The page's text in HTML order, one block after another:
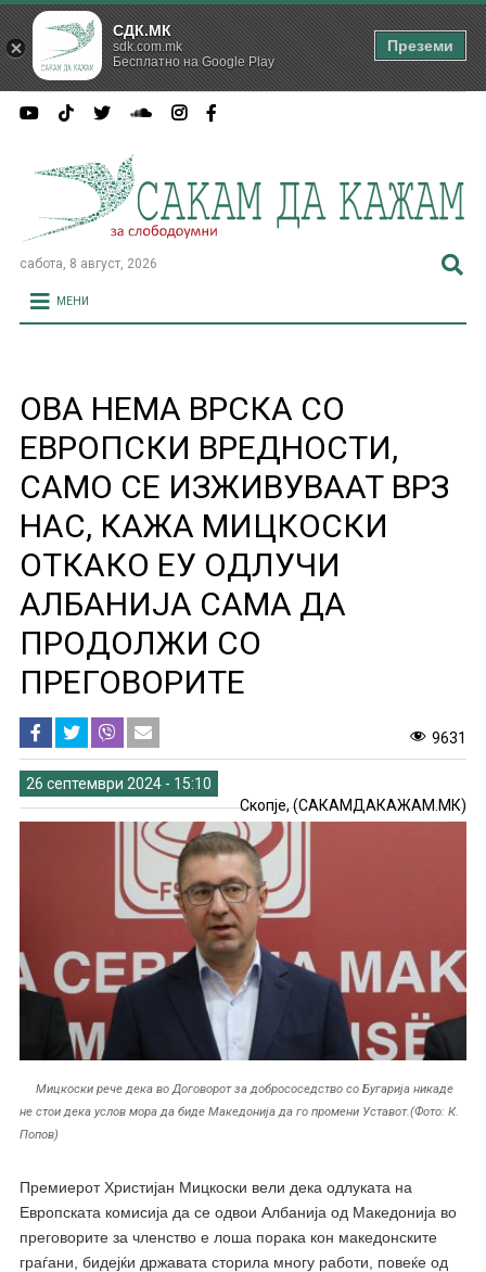
сабота, 8 август, 2026
МЕНИ
ОВА НЕМА ВРСКА СО
ЕВРОПСКИ ВРЕДНОСТИ,
САМО СЕ ИЗЖИВУВААТ ВРЗ
НАС, КАЖА МИЦКОСКИ
ОТКАКО ЕУ ОДЛУЧИ
АЛБАНИЈА САМА ДА
ПРОДОЛЖИ СО
ПРЕГОВОРИТЕ
9631
26 септември 2024 - 15:10
Скопје, (САКАМДАКАЖАМ.МК)
Мицкоски рече дека во Договорот за добрососедство со Бугарија никаде
не стои дека услов мора да биде Македонија да го промени Уставот.(Фото: К.
Попов)
Премиерот Христијан Мицкоски вели дека одлуката на
Европската комисија да се одвои Албанија од Македонија во
преговорите за членство е лоша порака кон македонските
граѓани, бидејќи државата сторила многу работи, повеќе од
СДК.МК
sdk.com.mk
Бесплатно на Google Play
Преземи